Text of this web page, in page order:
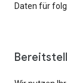
Daten für